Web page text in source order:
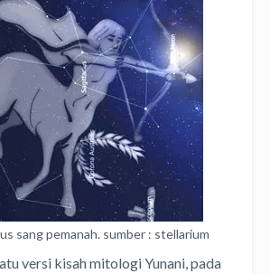
sang pemanah. sumber : stellarium
versi kisah mitologi Yunani, pada